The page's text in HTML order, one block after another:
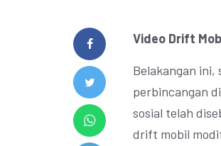
Video Drift
Belakangan
perbincangan
sosial telah
drift mobil